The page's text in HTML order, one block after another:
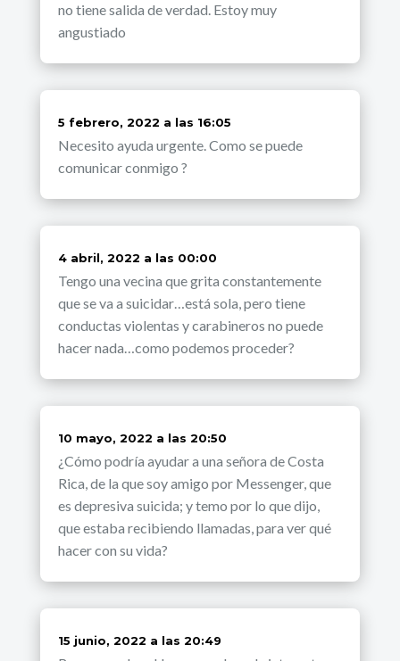
no tiene salida de verdad. Estoy muy
angustiado
dice:
5 febrero, 2022 a las 16:05
Necesito ayuda urgente. Como se puede
comunicar conmigo ?
dice:
4 abril, 2022 a las 00:00
Tengo una vecina que grita constantemente
que se va a suicidar…está sola, pero tiene
conductas violentas y carabineros no puede
hacer nada…como podemos proceder?
dice:
10 mayo, 2022 a las 20:50
¿Cómo podría ayudar a una señora de Costa
Rica, de la que soy amigo por Messenger, que
es depresiva suicida; y temo por lo que dijo,
que estaba recibiendo llamadas, para ver qué
hacer con su vida?
dice:
15 junio, 2022 a las 20:49